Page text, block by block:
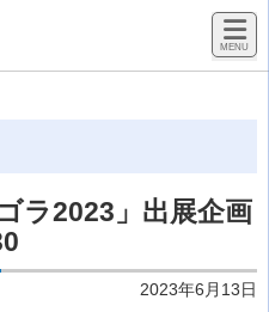
ラ2023」出展企画
2023年6月13日